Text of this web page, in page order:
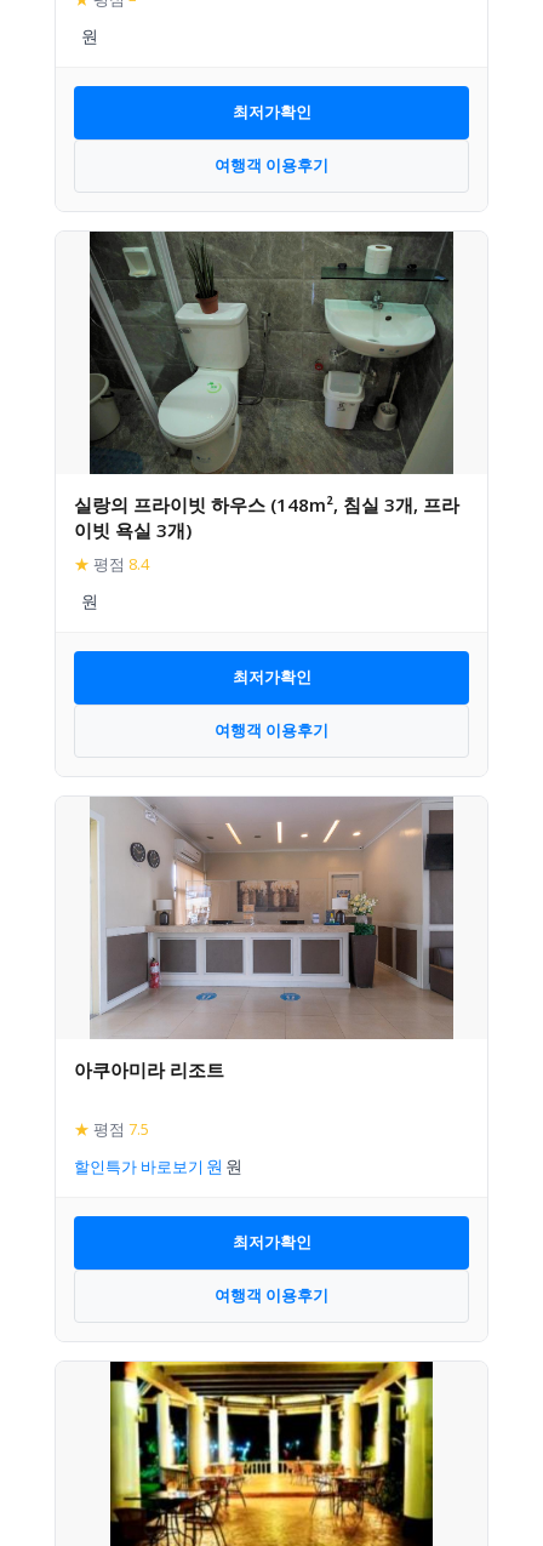
최저가확인
여행객 이용후기
실랑의 프라이빗 하우스 (148m², 침실 3개, 프라
이빗 욕실 3개)
★ 평점 8.4
최저가확인
여행객 이용후기
아쿠아미라 리조트
★ 평점 7.5
할인특가 바로보기
최저가확인
여행객 이용후기